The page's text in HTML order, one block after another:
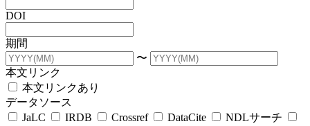
DOI
期間
〜
本文リンク
本文リンクあり
データソース
JaLC
IRDB Crossref DataCite
NDLサーチ